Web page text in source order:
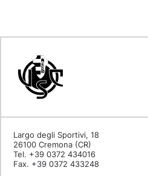
Largo degli Sportivi, 18
26100 Cremona (CR)
Tel. +39 0372 434016
Fax. +39 0372 433248